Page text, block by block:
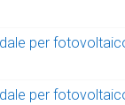
per
per